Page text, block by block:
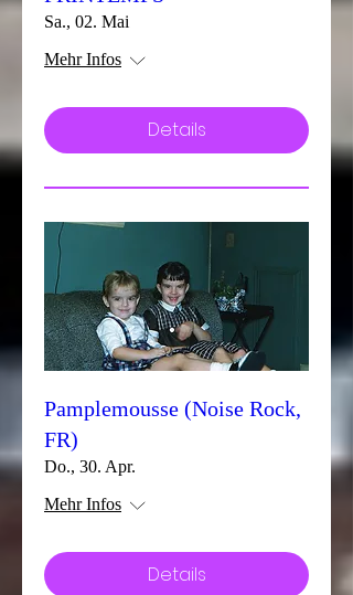
Sa., 02. Mai
Mehr Infos
Details
Pamplemousse (Noise Rock,
FR)
Do., 30. Apr.
Mehr Infos
Details